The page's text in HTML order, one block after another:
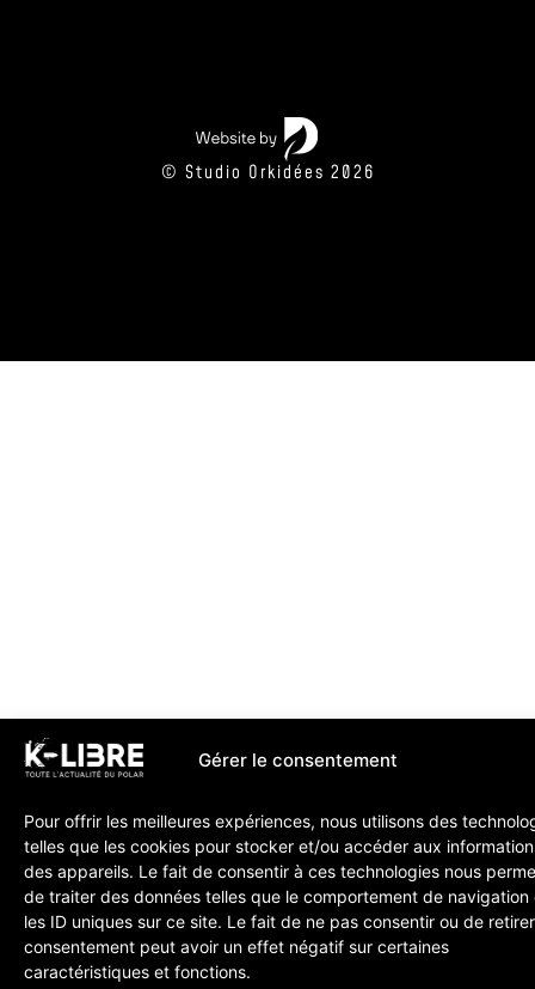
Gérer le consentement
Pour offrir les meilleures expériences, nous utilisons des
telles que les cookies pour stocker et/ou accéder aux
des appareils. Le fait de consentir à ces technologies nous
de traiter des données telles que le comportement de navigation
les ID uniques sur ce site. Le fait de ne pas consentir ou de
consentement peut avoir un effet négatif sur certaines
caractéristiques et fonctions.
© Studio Orkidées 2026